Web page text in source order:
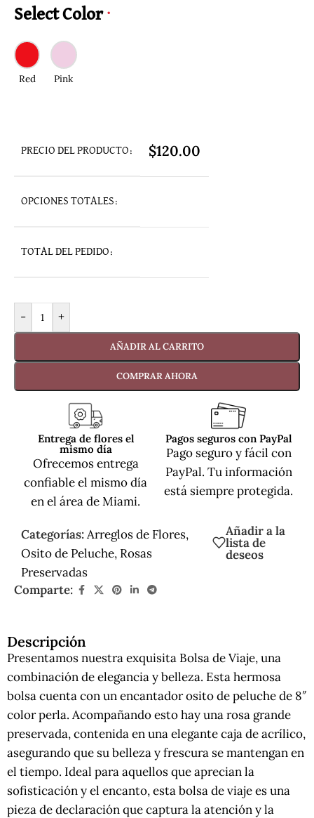
Select Color *
Red Pink
PRECIO DEL PRODUCTO: $120.00
OPCIONES TOTALES:
TOTAL DEL PEDIDO:
- +
AÑADIR AL CARRITO
COMPRAR AHORA
Entrega de flores el
mismo día
Ofrecemos entrega
confiable el mismo día
en el área de Miami.
Pagos seguros con PayPal
Pago seguro y fácil con
PayPal. Tu información
está siempre protegida.
Categorías:Arreglos de Flores,
Osito de Peluche, Rosas
Preservadas
Añadir a la
lista de
deseos
Comparte:
Descripción
Presentamos nuestra exquisita Bolsa de Viaje, una
combinación de elegancia y belleza. Esta hermosa
bolsa cuenta con un encantador osito de peluche de 8″
color perla. Acompañando esto hay una rosa grande
preservada, contenida en una elegante caja de acrílico,
asegurando que su belleza y frescura se mantengan en
el tiempo. Ideal para aquellos que aprecian la
sofisticación y el encanto, esta bolsa de viaje es una
pieza de declaración que captura la atención y la